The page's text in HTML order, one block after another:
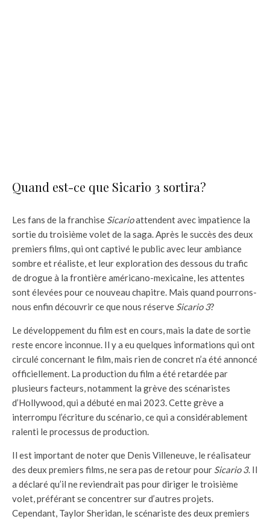
Quand est-ce que Sicario 3 sortira?
Les fans de la franchise Sicarioattendent avec impatience la
sortie du troisième volet de la saga. Après le succès des deux
premiers films, qui ont captivé le public avec leur ambiance
sombre et réaliste, et leur exploration des dessous du trafic
de drogue à la frontière américano-mexicaine, les attentes
sont élevées pour ce nouveau chapitre. Mais quand pourrons-
nous enfin découvrir ce que nous réserve Sicario 3?
Le développement du film est en cours, mais la date de sortie
reste encore inconnue. Il y a eu quelques informations qui ont
circulé concernant le film, mais rien de concret n’a été annoncé
officiellement. La production du film a été retardée par
plusieurs facteurs, notamment la grève des scénaristes
d’Hollywood, qui a débuté en mai 2023. Cette grève a
interrompu l’écriture du scénario, ce qui a considérablement
ralenti le processus de production.
Il est important de noter que Denis Villeneuve, le réalisateur
des deux premiers films, ne sera pas de retour pour Sicario 3. Il
a déclaré qu’il ne reviendrait pas pour diriger le troisième
volet, préférant se concentrer sur d’autres projets.
Cependant, Taylor Sheridan, le scénariste des deux premiers